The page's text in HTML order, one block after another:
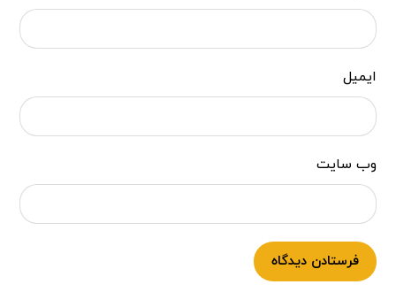
ایمیل
وب‌ سایت
فرستادن دیدگاه